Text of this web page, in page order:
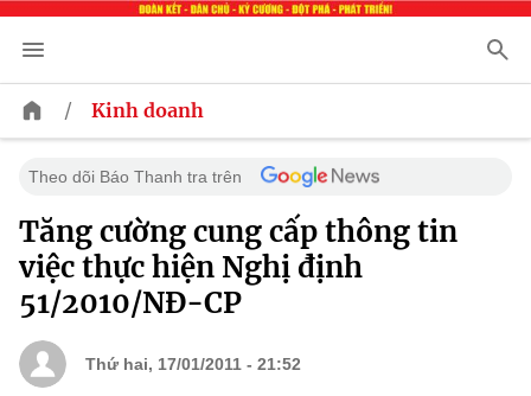
/ Kinh doanh
Theo dõi Báo Thanh tra trên
Tăng cường cung cấp thông tin
việc thực hiện Nghị định
51/2010/NĐ-CP
Thứ hai, 17/01/2011 - 21:52